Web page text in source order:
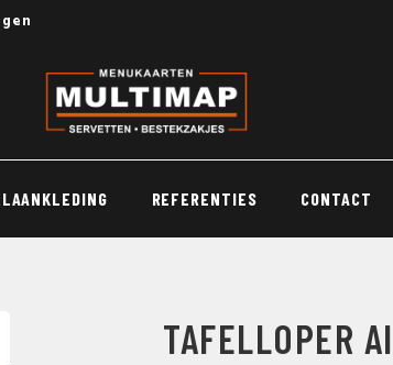
REFERENTIES CONTACT
TAFELLOPER